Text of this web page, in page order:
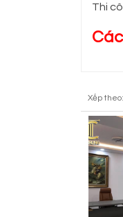
Thi
Xếp theo: